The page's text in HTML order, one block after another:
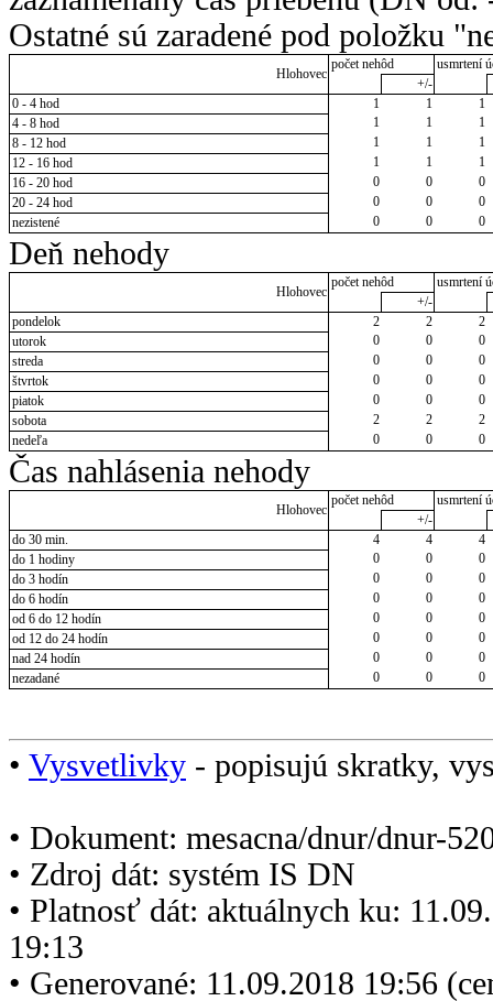
Ostatné sú zaradené pod položku
Hlohovec
počet nehôd
usmrtení
+/-
0 - 4 hod
1 1
1
4 - 8 hod
1 1
1
8 - 12 hod
1 1
1
12 - 16 hod
1 1
1
16 - 20 hod
0 0
0
20 - 24 hod
0 0
0
nezistené
0 0 0
Deň nehody
Hlohovec
počet nehôd
usmrtení
+/-
pondelok
2 2
2
utorok
0 0
0
streda
0 0
0
štvrtok
0 0
0
piatok
0 0
0
sobota
2 2
2
nedeľa
0 0 0
Čas nahlásenia nehody
Hlohovec
počet nehôd
usmrtení
+/-
do 30 min.
4 4
4
do 1 hodiny
0 0
0
do 3 hodín
0 0
0
do 6 hodín
0 0
0
od 6 do 12 hodín
0 0
0
od 12 do 24 hodín
0 0
0
nad 24 hodín
0 0
0
nezadané
0 0 0
• Vysvetlivky - popisujú skratky,
• Dokument: mesacna/dnur/dnur-
• Zdroj dát: systém IS DN
• Platnosť dát: aktuálnych ku:
19:13
• Generované: 11.09.2018 19:56